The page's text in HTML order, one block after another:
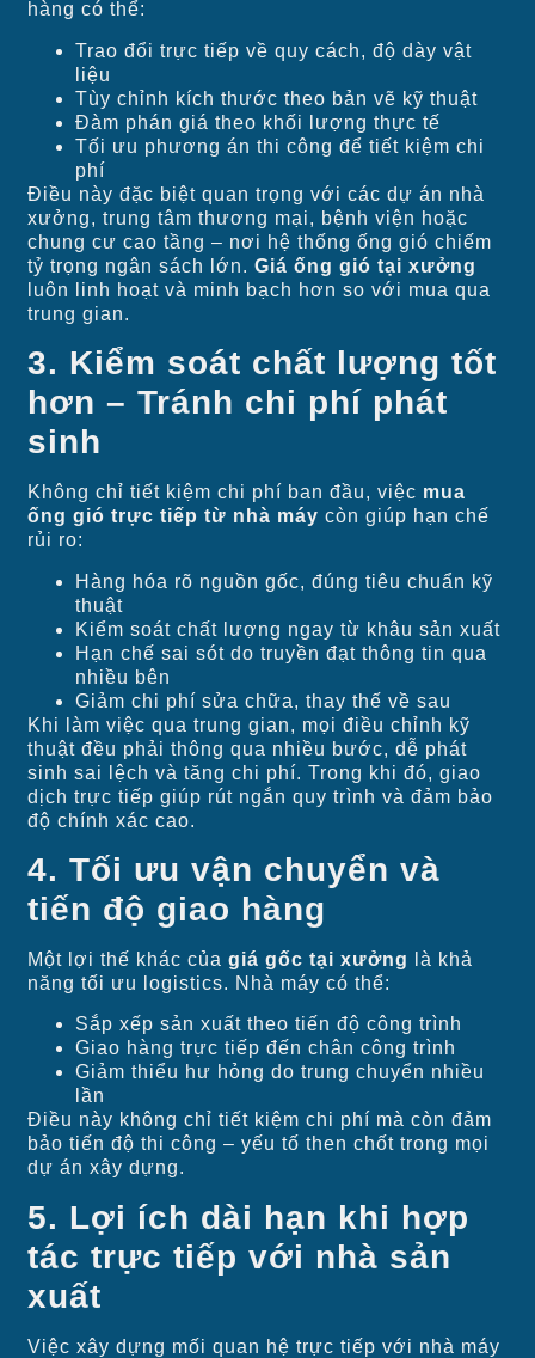
hàng có thể:
Trao đổi trực tiếp về quy cách, độ dày vật
liệu
Tùy chỉnh kích thước theo bản vẽ kỹ thuật
Đàm phán giá theo khối lượng thực tế
Tối ưu phương án thi công để tiết kiệm chi
phí
Điều này đặc biệt quan trọng với các dự án nhà
xưởng, trung tâm thương mại, bệnh viện hoặc
chung cư cao tầng – nơi hệ thống ống gió chiếm
tỷ trọng ngân sách lớn.Giá ống gió tại xưởng
luôn linh hoạt và minh bạch hơn so với mua qua
trung gian.
3. Kiểm soát chất lượng tốt
hơn – Tránh chi phí phát
sinh
Không chỉ tiết kiệm chi phí ban đầu, việc mua
ống gió trực tiếp từ nhà máy còn giúp hạn chế
rủi ro:
Hàng hóa rõ nguồn gốc, đúng tiêu chuẩn kỹ
thuật
Kiểm soát chất lượng ngay từ khâu sản xuất
Hạn chế sai sót do truyền đạt thông tin qua
nhiều bên
Giảm chi phí sửa chữa, thay thế về sau
Khi làm việc qua trung gian, mọi điều chỉnh kỹ
thuật đều phải thông qua nhiều bước, dễ phát
sinh sai lệch và tăng chi phí. Trong khi đó, giao
dịch trực tiếp giúp rút ngắn quy trình và đảm bảo
độ chính xác cao.
4. Tối ưu vận chuyển và
tiến độ giao hàng
Một lợi thế khác củagiá gốc tại xưởng
là khả
năng tối ưu logistics. Nhà máy có thể:
Sắp xếp sản xuất theo tiến độ công trình
Giao hàng trực tiếp đến chân công trình
Giảm thiểu hư hỏng do trung chuyển nhiều
lần
Điều này không chỉ tiết kiệm chi phí mà còn đảm
bảo tiến độ thi công – yếu tố then chốt trong mọi
dự án xây dựng.
5. Lợi ích dài hạn khi hợp
tác trực tiếp với nhà sản
xuất
Việc xây dựng mối quan hệ trực tiếp với nhà máy